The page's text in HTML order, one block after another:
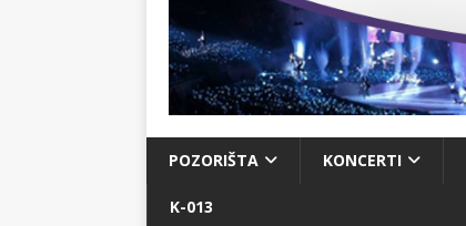
POZORIŠTA KONCERTI
K-013